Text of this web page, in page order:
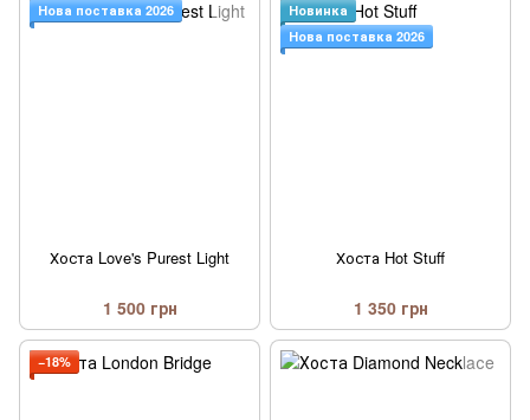
Нова поставка 2026
Хоста Love's Purest Light
1 500 грн
Новинка
Нова поставка 2026
Хоста Hot Stuff
1 350 грн
−18%